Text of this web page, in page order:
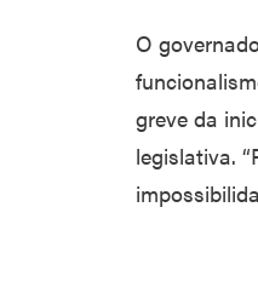
O
greve da
legislativa.